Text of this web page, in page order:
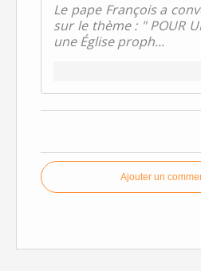
Le pape François a
sur le thème : " POUR
une Église proph...
Ajouter un